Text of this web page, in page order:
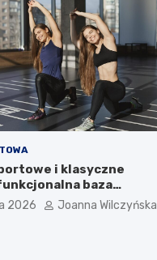
i klasyczne
baza
życia
2026 Joanna Wilczyńska